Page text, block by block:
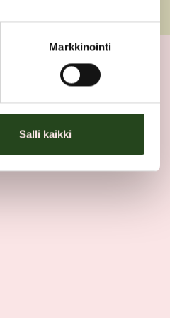
Markkinointi
Salli kaikki